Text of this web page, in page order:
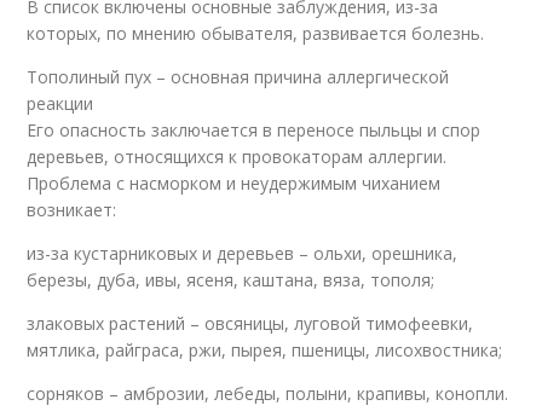
В список включены основные заблуждения, из-за
которых, по мнению обывателя, развивается болезнь.
Тополиный пух – основная причина аллергической
реакции
Его опасность заключается в переносе пыльцы и спор
деревьев, относящихся к провокаторам аллергии.
Проблема с насморком и неудержимым чиханием
возникает:
из-за кустарниковых и деревьев – ольхи, орешника,
березы, дуба, ивы, ясеня, каштана, вяза, тополя;
злаковых растений – овсяницы, луговой тимофеевки,
мятлика, райграса, ржи, пырея, пшеницы, лисохвостника;
сорняков – амброзии, лебеды, полыни, крапивы, конопли.